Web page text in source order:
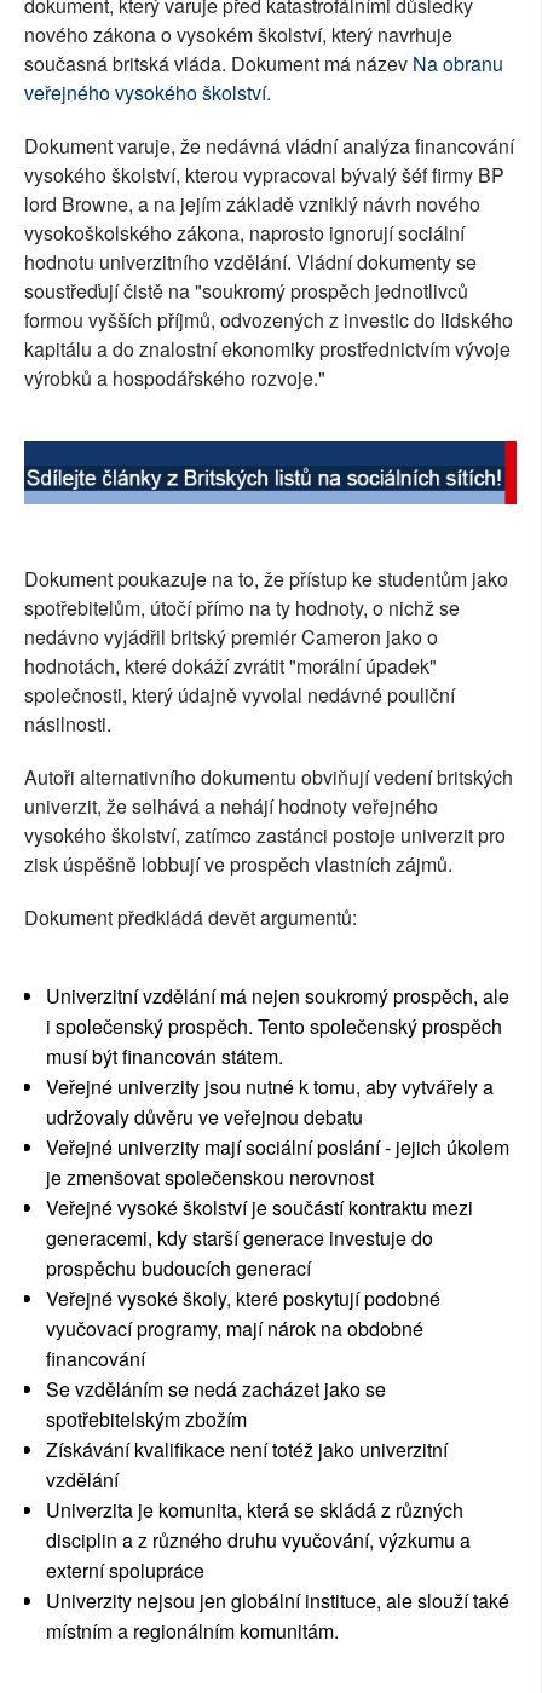
SOCIÁLNÍ SÍTĚ
RUBRIKY
PLNÁ VERZE STRÁNEK
nového zákona o vysokém školství, který navrhuje
současná britská vláda. Dokument má název Na obranu
veřejného vysokého školství.
Dokument varuje, že nedávná vládní analýza financování
vysokého školství, kterou vypracoval bývalý šéf firmy BP
lord Browne, a na jejím základě vzniklý návrh nového
vysokoškolského zákona, naprosto ignorují sociální
hodnotu univerzitního vzdělání. Vládní dokumenty se
soustřeďují čistě na "soukromý prospěch jednotlivců
formou vyšších příjmů, odvozených z investic do lidského
kapitálu a do znalostní ekonomiky prostřednictvím vývoje
výrobků a hospodářského rozvoje."
Dokument poukazuje na to, že přístup ke studentům jako
spotřebitelům, útočí přímo na ty hodnoty, o nichž se
nedávno vyjádřil britský premiér Cameron jako o
hodnotách, které dokáží zvrátit "morální úpadek"
společnosti, který údajně vyvolal nedávné pouliční
násilnosti.
Autoři alternativního dokumentu obviňují vedení britských
univerzit, že selhává a nehájí hodnoty veřejného
vysokého školství, zatímco zastánci postoje univerzit pro
zisk úspěšně lobbují ve prospěch vlastních zájmů.
Dokument předkládá devět argumentů:
Univerzitní vzdělání má nejen soukromý prospěch, ale
i společenský prospěch. Tento společenský prospěch
musí být financován státem.
Veřejné univerzity jsou nutné k tomu, aby vytvářely a
udržovaly důvěru ve veřejnou debatu
Veřejné univerzity mají sociální poslání - jejich úkolem
je zmenšovat společenskou nerovnost
Veřejné vysoké školství je součástí kontraktu mezi
generacemi, kdy starší generace investuje do
prospěchu budoucích generací
Veřejné vysoké školy, které poskytují podobné
vyučovací programy, mají nárok na obdobné
financování
Se vzděláním se nedá zacházet jako se
spotřebitelským zbožím
Získávání kvalifikace není totéž jako univerzitní
vzdělání
Univerzita je komunita, která se skládá z různých
disciplin a z různého druhu vyučování, výzkumu a
externí spolupráce
Univerzity nejsou jen globální instituce, ale slouží také
místním a regionálním komunitám.